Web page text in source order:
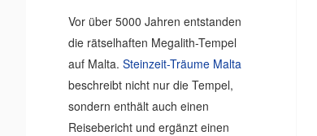
Vor über 5000 Jahren entstanden
die rätselhaften Megalith-Tempel
auf Malta. Steinzeit-Träume Malta
beschreibt nicht nur die Tempel,
sondern enthält auch einen
Reisebericht und ergänzt einen